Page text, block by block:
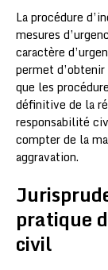
La procédure
mesures
caractère
permet
que les
définitive de la
responsabilité
compter de la
aggravation.
pratique
civil